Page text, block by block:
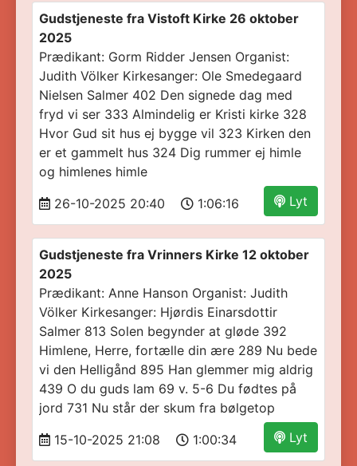
Gudstjeneste fra Vistoft Kirke 26 oktober
2025
Prædikant: Gorm Ridder Jensen Organist:
Judith Völker Kirkesanger: Ole Smedegaard
Nielsen Salmer 402 Den signede dag med
fryd vi ser 333 Almindelig er Kristi kirke 328
Hvor Gud sit hus ej bygge vil 323 Kirken den
er et gammelt hus 324 Dig rummer ej himle
og himlenes himle
Lyt
26-10-2025 20:40 1:06:16
Gudstjeneste fra Vrinners Kirke 12 oktober
2025
Prædikant: Anne Hanson Organist: Judith
Völker Kirkesanger: Hjørdis Einarsdottir
Salmer 813 Solen begynder at gløde 392
Himlene, Herre, fortælle din ære 289 Nu bede
vi den Helligånd 895 Han glemmer mig aldrig
439 O du guds lam 69 v. 5-6 Du fødtes på
jord 731 Nu står der skum fra bølgetop
Lyt
15-10-2025 21:08 1:00:34